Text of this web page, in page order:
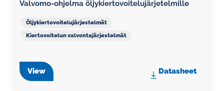
Valvomo-ohjelma öljykiertovoitelujärjetelmille
Öljykiertovoitelujärjestelmät
Kiertovoitelun valvontajärjestelmät
View Datasheet